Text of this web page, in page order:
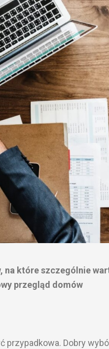
na które szczególnie
przegląd domów
przypadkowa. Dobry